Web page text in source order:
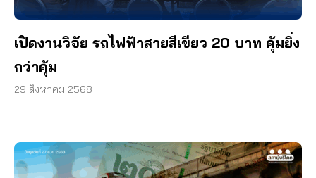
เปิดงานวิจัย รถไฟฟ้าสายสีเขียว 20 บาท คุ้มยิ่ง
กว่าคุ้ม
29 สิงหาคม 2568